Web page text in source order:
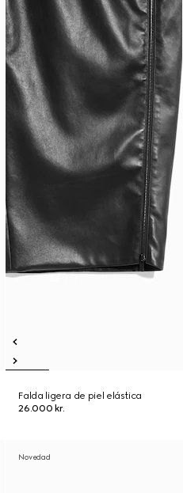
Falda ligera de piel elástica
26.000 kr.
Novedad